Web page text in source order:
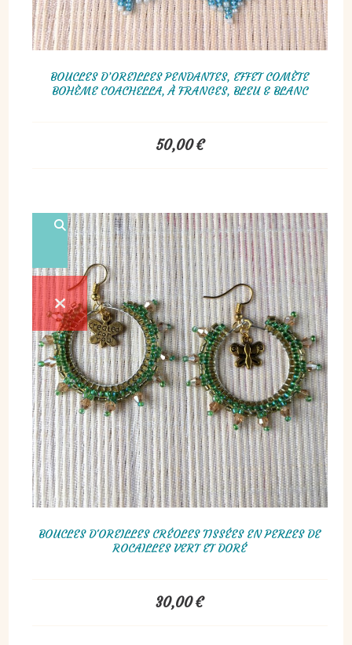
BOUCLES D’OREILLES PENDANTES, EFFET COMÈTE
BOHÈME COACHELLA, À FRANGES, BLEU & BLANC
50,00€
BOUCLES D'OREILLES CRÉOLES TISSÉES EN PERLES DE
ROCAILLES VERT ET DORÉ
30,00€